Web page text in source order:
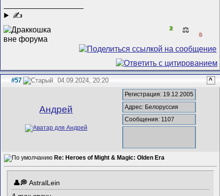
✍
2 ⚖️
0
#57 04.09.2024, 20:20 ^
Андрей
Регистрация: 19.12.2005
Адрес: Белоруссия
Сообщения: 1107
Re: Heroes of Might & Magic: Olden Era
AstralLein